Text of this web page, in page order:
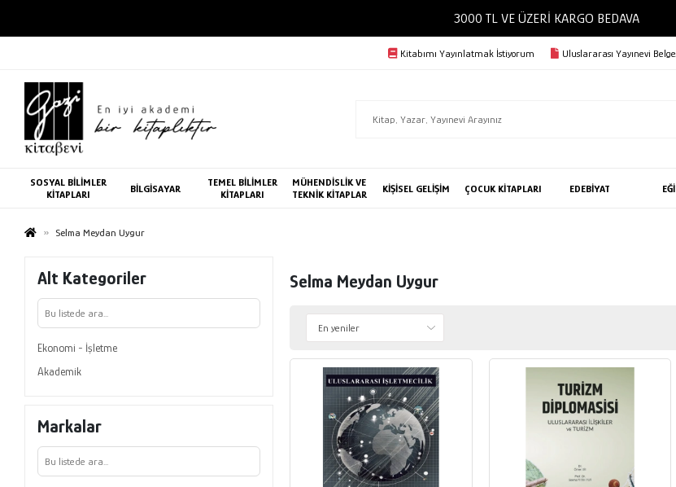
3000 TL VE ÜZERİ KARGO BEDAVA
Kitabımı Yayınlatmak İstiyorum Uluslararası Yayınevi
SOSYAL BİLİMLER
KİTAPLARI
BİLGİSAYAR
TEMEL BİLİMLER
KİTAPLARI
MÜHENDİSLİK VE
TEKNİK KİTAPLAR
KİŞİSEL GELİŞİM ÇOCUK KİTAPLARI EDEBİYAT
Selma Meydan Uygur
Alt Kategoriler
Ekonomi - İşletme
Akademik
Markalar
Selma Meydan Uygur